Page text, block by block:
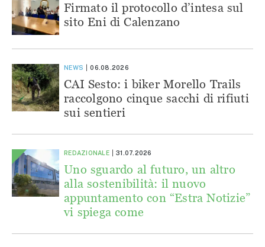
Firmato il protocollo d’intesa sul
sito Eni di Calenzano
NEWS 06.08.2026
CAI Sesto: i biker Morello Trails
raccolgono cinque sacchi di rifiuti
sui sentieri
REDAZIONALE 31.07.2026
Uno sguardo al futuro, un altro
alla sostenibilità: il nuovo
appuntamento con “Estra Notizie”
vi spiega come